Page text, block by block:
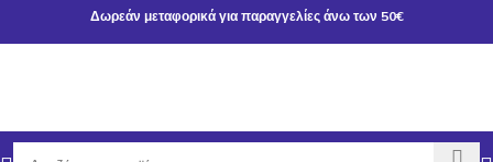
Δωρεάν μεταφορικά για παραγγελίες άνω των 50€